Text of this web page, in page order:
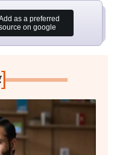
as a preferred
on google
]